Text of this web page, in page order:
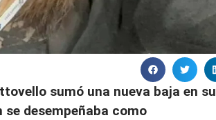
sumó una nueva baja en su
desempeñaba como